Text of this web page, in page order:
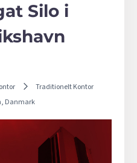
Silo i
Traditionelt Kontor
Danmark